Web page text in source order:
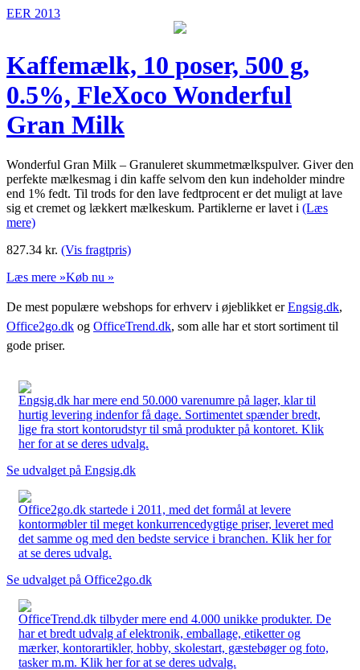
EER 2013
Kaffemælk, 10 poser, 500 g,
0.5%, FleXoco Wonderful
Gran Milk
Wonderful Gran Milk – Granuleret skummetmælkspulver. Giver den
perfekte mælkesmag i din kaffe selvom den kun indeholder mindre
end 1% fedt. Til trods for den lave fedtprocent er det muligt at lave
sig et cremet og lækkert mælkeskum. Partiklerne er lavet i (Læs
mere)
827.34 kr. (Vis fragtpris)
Læs mere »Køb nu »
De mest populære webshops for erhverv i øjeblikket erEngsig.dk,
Office2go.dk og OfficeTrend.dk, som alle har et stort sortiment til
gode priser.
Engsig.dk har mere end 50.000 varenumre på lager, klar til
hurtig levering indenfor få dage. Sortimentet spænder bredt,
lige fra stort kontorudstyr til små produkter på kontoret. Klik
her for at se deres udvalg.
Se udvalget på Engsig.dk
Office2go.dk startede i 2011, med det formål at levere
kontormøbler til meget konkurrencedygtige priser, leveret med
det samme og med den bedste service i branchen. Klik her for
at se deres udvalg.
Se udvalget på Office2go.dk
OfficeTrend.dk tilbyder mere end 4.000 unikke produkter. De
har et bredt udvalg af elektronik, emballage, etiketter og
mærker, kontorartikler, hobby, skolestart, gæstebøger og foto,
tasker m.m. Klik her for at se deres udvalg.